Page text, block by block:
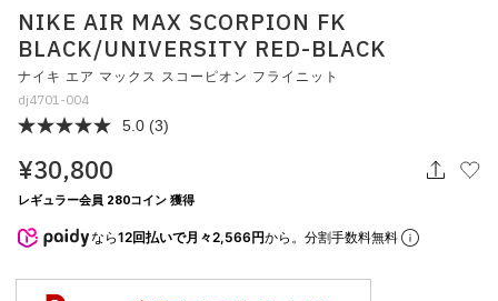
NIKE AIR MAX SCORPION FK
BLACK/UNIVERSITY RED-BLACK
ナイキ エア マックス スコーピオン フライニット
dj4701-004
5.0 (3)
¥30,800
レギュラー会員 280コイン 獲得
なら12回払いで月々2,566円から。分割手数料無料